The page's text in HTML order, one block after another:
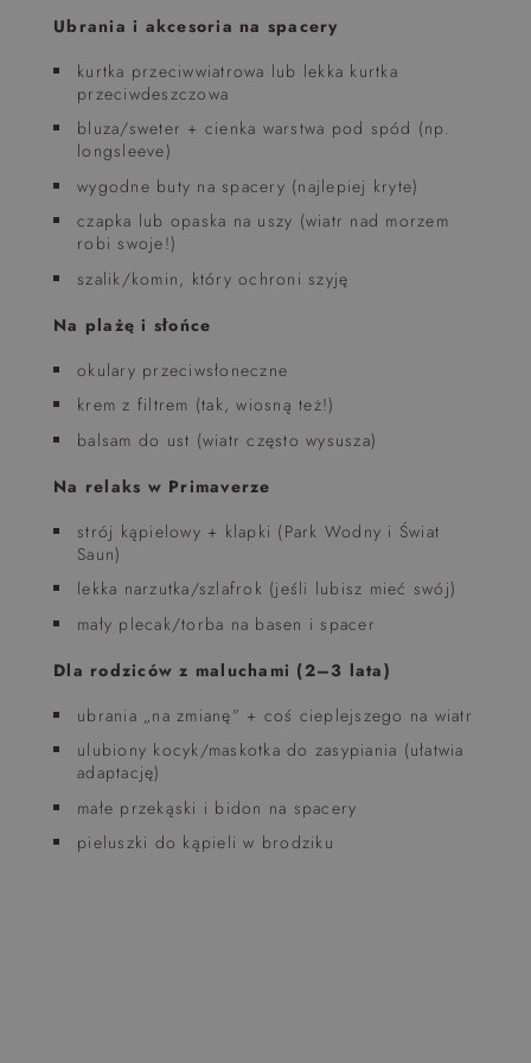
Ubrania i akcesoria na spacery
kurtka przeciwwiatrowa lub lekka kurtka
przeciwdeszczowa
bluza/sweter + cienka warstwa pod spód (np.
longsleeve)
wygodne buty na spacery (najlepiej kryte)
czapka lub opaska na uszy (wiatr nad morzem
robi swoje!)
szalik/komin, który ochroni szyję
Na plażę i słońce
okulary przeciwsłoneczne
krem z filtrem (tak, wiosną też!)
balsam do ust (wiatr często wysusza)
Na relaks w Primaverze
strój kąpielowy + klapki (Park Wodny i Świat
Saun)
lekka narzutka/szlafrok (jeśli lubisz mieć swój)
mały plecak/torba na basen i spacer
Dla rodziców z maluchami (2–3 lata)
ubrania „na zmianę” + coś cieplejszego na wiatr
ulubiony kocyk/maskotka do zasypiania (ułatwia
adaptację)
małe przekąski i bidon na spacery
pieluszki do kąpieli w brodziku